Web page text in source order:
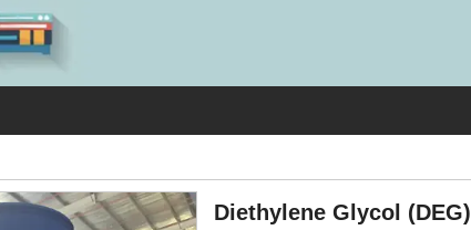
Diethylene Glycol (DEG)